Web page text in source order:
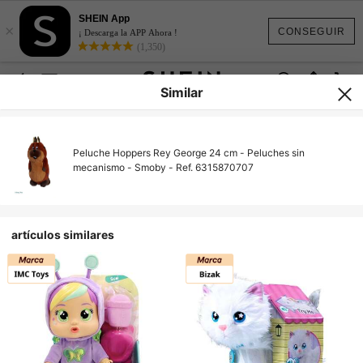
CONSEGUIR
×
SHEIN App
¡ Descarga la APP Ahora !
(1,350)
Similar
Peluche Hoppers Rey George 24 cm - Peluches sin
mecanismo - Smoby - Ref. 6315870707
artículos similares